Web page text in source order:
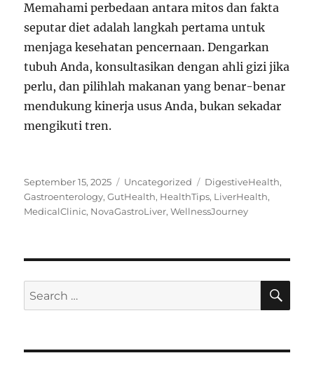
Memahami perbedaan antara mitos dan fakta
seputar diet adalah langkah pertama untuk
menjaga kesehatan pencernaan. Dengarkan
tubuh Anda, konsultasikan dengan ahli gizi jika
perlu, dan pilihlah makanan yang benar-benar
mendukung kinerja usus Anda, bukan sekadar
mengikuti tren.
Posted
on
September 15, 2025 Categories
Uncategorized Tags
DigestiveHealth,
Gastroenterology,GutHealth, HealthTips, LiverHealth,
MedicalClinic, NovaGastroLiver,WellnessJourney
Search
for: